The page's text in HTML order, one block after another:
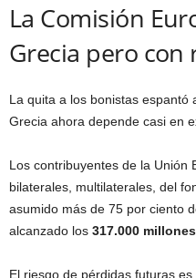
La Comisión
Grecia pero con
La quita a los bonistas espantó
Grecia ahora depende casi en
Los contribuyentes de la Unión
bilaterales, multilaterales, del
asumido más de 75 por ciento
alcanzado los 317.000 millones
El riesgo de pérdidas futuras